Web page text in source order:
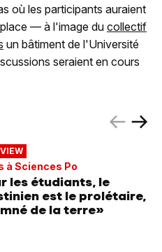
où les participants auraient
— à l'image du collectif
un bâtiment de l'Université
seraient en cours
à Sciences Po
les étudiants, le
est le prolétaire,
de la terre»